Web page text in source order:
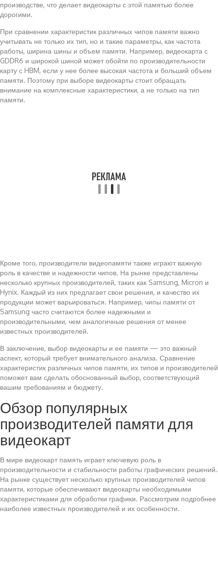
производстве, что делает видеокарты с этой памятью более
дорогими.
При сравнении характеристик различных чипов памяти важно
учитывать не только их тип, но и такие параметры, как частота
работы, ширина шины и объем памяти. Например, видеокарта с
GDDR6 и широкой шиной может обойти по производительности
карту с HBM, если у нее более высокая частота и больший объем
памяти. Поэтому при выборе видеокарты стоит обращать
внимание на комплексные характеристики, а не только на тип
памяти.
Кроме того, производители видеопамяти также играют важную
роль в качестве и надежности чипов. На рынке представлены
несколько крупных производителей, таких как Samsung, Micron и
Hynix. Каждый из них предлагает свои решения, и качество их
продукции может варьироваться. Например, чипы памяти от
Samsung часто считаются более надежными и
производительными, чем аналогичные решения от менее
известных производителей.
В заключение, выбор видеокарты и ее памяти — это важный
аспект, который требует внимательного анализа. Сравнение
характеристик различных чипов памяти, их типов и производителей
поможет вам сделать обоснованный выбор, соответствующий
вашим требованиям и бюджету.
Обзор популярных
производителей памяти для
видеокарт
В мире видеокарт память играет ключевую роль в
производительности и стабильности работы графических решений.
На рынке существует несколько крупных производителей чипов
памяти, которые обеспечивают видеокарты необходимыми
характеристиками для обработки графики. Рассмотрим подробнее
наиболее известных производителей и их особенности.